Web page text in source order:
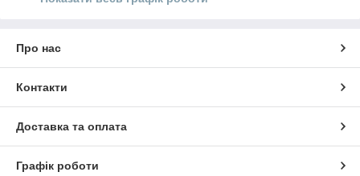
Про нас
Контакти
Доставка та оплата
Графік роботи